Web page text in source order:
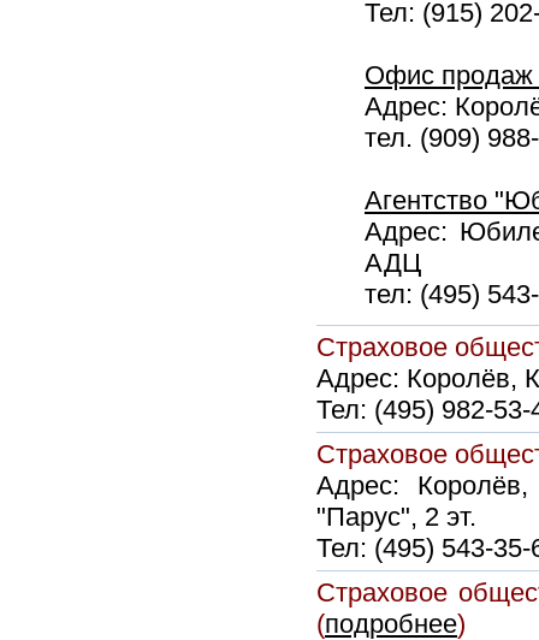
Тел: (915)
Офис продаж
Адрес:
тел. (909)
Агентство
Адрес:
АДЦ
тел: (495)
Страховое
Адрес: Королёв,
Тел: (495) 982-53-
Страховое
Адрес:
"Парус", 2 эт.
Тел: (495) 543-
Страховое
(подробнее)